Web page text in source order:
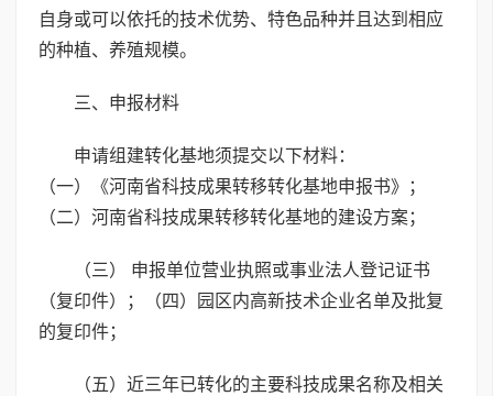
自身或可以依托的技术优势、特色品种并且达到相应
的种植、养殖规模。
三、申报材料
申请组建转化基地须提交以下材料：
（一）《河南省科技成果转移转化基地申报书》；
（二）河南省科技成果转移转化基地的建设方案；
（三） 申报单位营业执照或事业法人登记证书
（复印件）；（四）园区内高新技术企业名单及批复
的复印件；
（五）近三年已转化的主要科技成果名称及相关